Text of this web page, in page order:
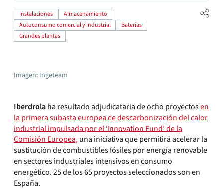
Instalaciones
Almacenamiento
Autoconsumo comercial y industrial
Baterías
Grandes plantas
Imagen: Ingeteam
Iberdrolaha resultado adjudicataria de ocho proyectosen
la primera subasta europea de descarbonización del calor
industrial impulsada por el ‘Innovation Fund’ de la
Comisión Europea,una iniciativa que permitirá acelerar la
sustitución de combustibles fósiles por energía renovable
en sectores industriales intensivos en consumo
energético. 25 de los 65 proyectos seleccionados son en
España.